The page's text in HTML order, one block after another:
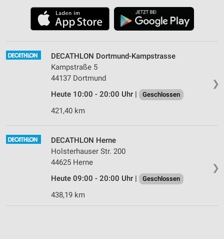
❯
DECATHLON Dortmund-Kampstrasse
Kampstraße 5
44137 Dortmund
Heute 10:00 - 20:00 Uhr |
Geschlossen
421,40 km
❯
DECATHLON Herne
Holsterhauser Str. 200
44625 Herne
Heute 09:00 - 20:00 Uhr |
Geschlossen
438,19 km